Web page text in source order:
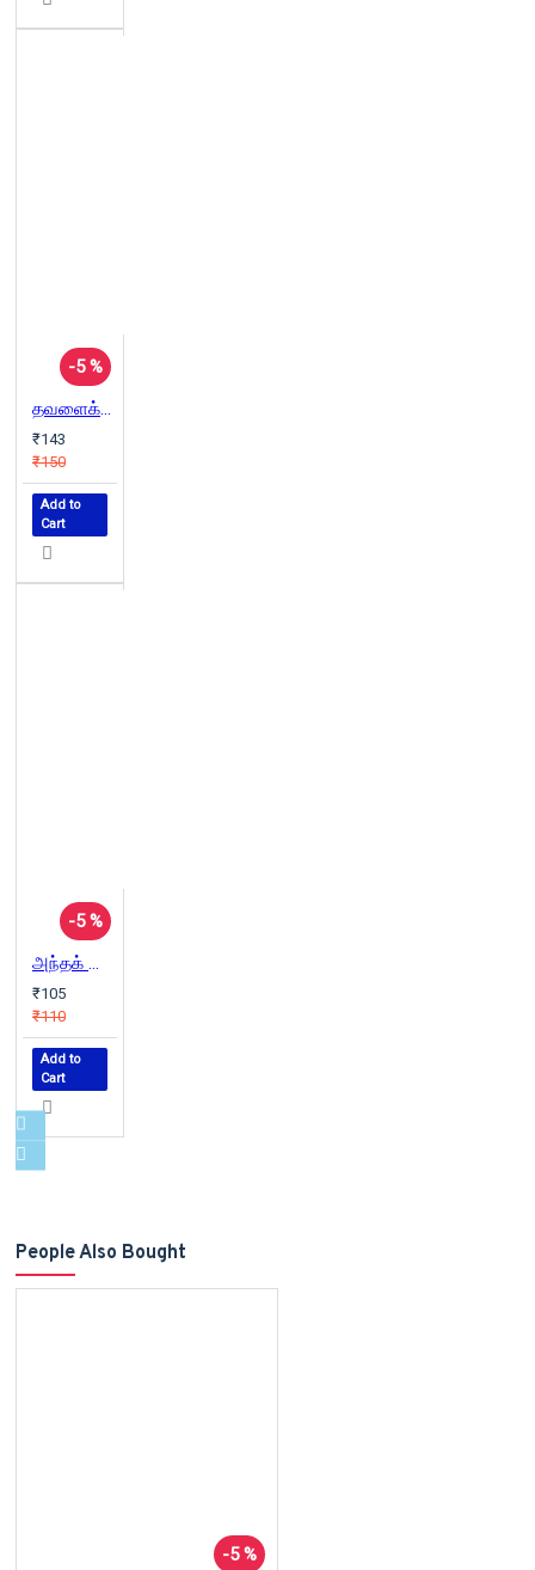
-5 %
தவளைக்கல் சிறுமி
₹143
₹150
Add to
Cart
-5 %
அந்தக் காலம் மலையேறிப்போனது
₹105
₹110
Add to
Cart
People Also Bought
-5 %